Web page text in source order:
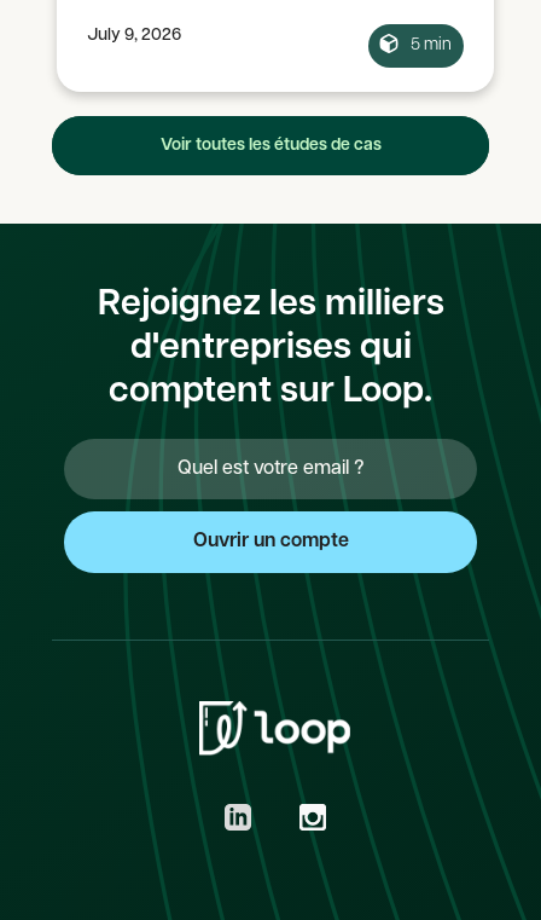
July 9, 2026
5 min
Voir toutes les études de cas
Rejoignez les milliers
d'entreprises qui
comptent sur Loop.